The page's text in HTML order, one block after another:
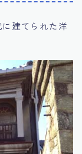
建てられた洋